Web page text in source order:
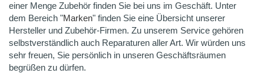
einer Menge Zubehör finden Sie bei uns im Geschäft. Unter
dem Bereich "Marken" finden Sie eine Übersicht unserer
Hersteller und Zubehör-Firmen. Zu unserem Service gehören
selbstverständlich auch Reparaturen aller Art. Wir würden uns
sehr freuen, Sie persönlich in unseren Geschäftsräumen
begrüßen zu dürfen.